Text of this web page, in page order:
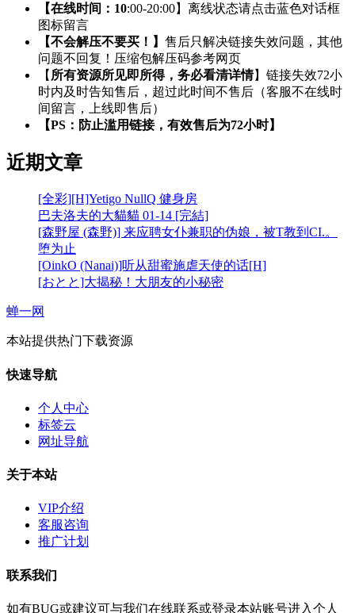
【在线时间：10:00-20:00】离线状态请点击蓝色对话框
图标留言
【不会解压不要买！】 售后只解决链接失效问题，其他
问题不回复！压缩包解压码参考网页
【 所有资源所见即所得，务必看清详情】链接失效72小
时内及时告知售后，超过此时间不售后（客服不在线时
间留言，上线即售后）
【PS：防止滥用链接，有效售后为72小时】
近期文章
[全彩][H]Yetigo NullQ 健身房
巴夫洛夫的大貓貓 01-14 [完結]
[森野屋 (森野)] 来应聘女仆兼职的伪娘，被T教到CI.。
堕为止
[OinkO (Nanai)]听从甜蜜施虐天使的话[H]
[おとと]大揭秘！大朋友的小秘密
蝉一网
本站提供热门下载资源
快速导航
个人中心
标签云
网址导航
关于本站
VIP介绍
客服咨询
推广计划
联系我们
如有BUG或建议可与我们在线联系或登录本站账号进入个人